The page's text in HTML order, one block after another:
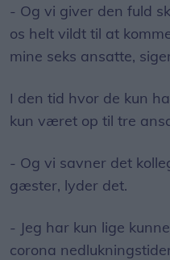
- Og vi giver den fuld
os helt vildt til at
mine seks ansatte,
I den tid hvor de kun
kun været op til tre
- Og vi savner det
gæster, lyder det.
- Jeg har kun lige
corona